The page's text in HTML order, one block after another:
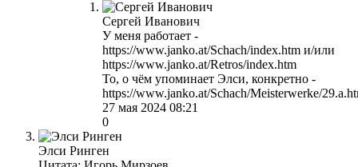
Сергей Иванович
У меня работает -
https://www.janko.at/Schach/index.htm и/или
https://www.janko.at/Retros/index.htm
То, о чём упоминает Элси, конкретно -
https://www.janko.at/Schach/Meisterwerke/
27 мая 2024 08:21
0
Элси Ринген